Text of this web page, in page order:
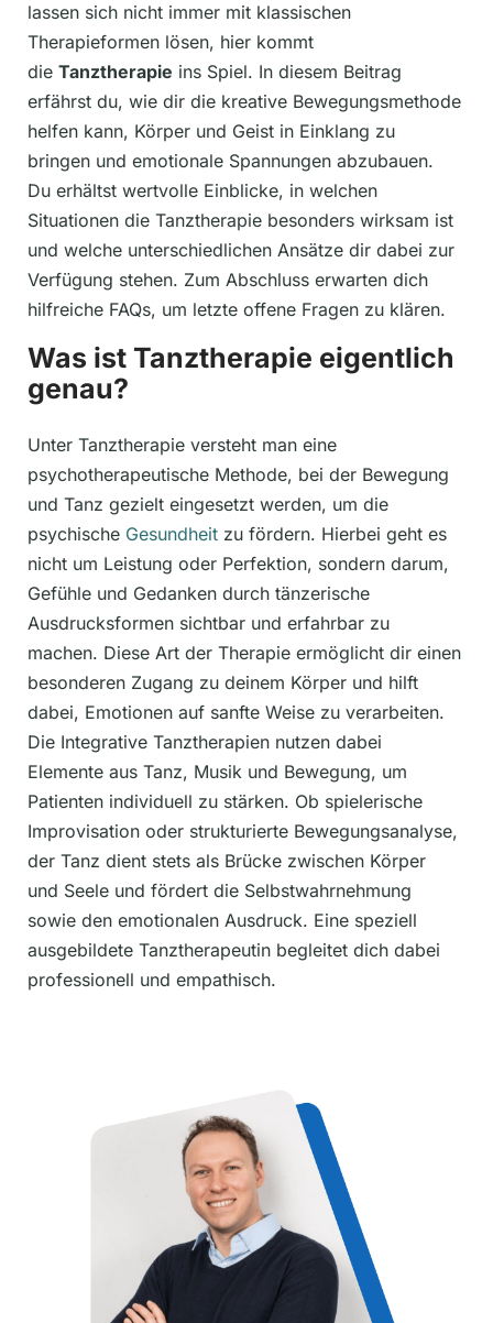
lassen sich nicht immer mit klassischen
Therapieformen lösen, hier kommt
die Tanztherapie ins Spiel. In diesem Beitrag
erfährst du, wie dir die kreative Bewegungsmethode
helfen kann, Körper und Geist in Einklang zu
bringen und emotionale Spannungen abzubauen.
Du erhältst wertvolle Einblicke, in welchen
Situationen die Tanztherapie besonders wirksam ist
und welche unterschiedlichen Ansätze dir dabei zur
Verfügung stehen. Zum Abschluss erwarten dich
hilfreiche FAQs, um letzte offene Fragen zu klären.
Was ist Tanztherapie eigentlich
genau?
Unter Tanztherapie versteht man eine
psychotherapeutische Methode, bei der Bewegung
und Tanz gezielt eingesetzt werden, um die
psychische Gesundheit zu fördern. Hierbei geht es
nicht um Leistung oder Perfektion, sondern darum,
Gefühle und Gedanken durch tänzerische
Ausdrucksformen sichtbar und erfahrbar zu
machen. Diese Art der Therapie ermöglicht dir einen
besonderen Zugang zu deinem Körper und hilft
dabei, Emotionen auf sanfte Weise zu verarbeiten.
Die Integrative Tanztherapien nutzen dabei
Elemente aus Tanz, Musik und Bewegung, um
Patienten individuell zu stärken. Ob spielerische
Improvisation oder strukturierte Bewegungsanalyse,
der Tanz dient stets als Brücke zwischen Körper
und Seele und fördert die Selbstwahrnehmung
sowie den emotionalen Ausdruck. Eine speziell
ausgebildete Tanztherapeutin begleitet dich dabei
professionell und empathisch.